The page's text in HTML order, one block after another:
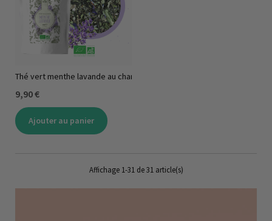
Thé vert menthe lavande au chanvre
9,90 €
Ajouter au panier
Affichage 1-31 de 31 article(s)